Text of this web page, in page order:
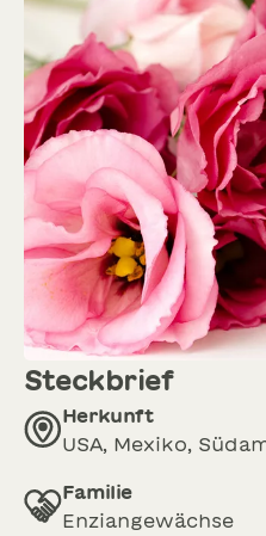
SCHNITTBLUMEN NEU
SOMMERBLUMEN
Steckbrief
Herkunft
USA, Mexiko,
Familie
Enziangewächse